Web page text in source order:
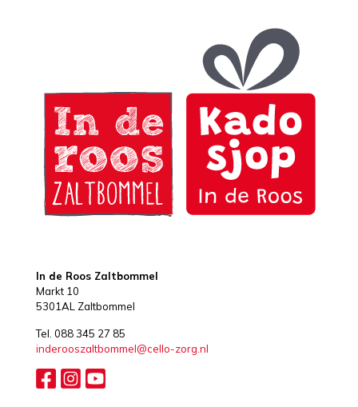
In de Roos Zaltbommel
Markt 10
5301AL Zaltbommel
Tel. 088 345 27 85
inderooszaltbommel@cello-zorg.nl